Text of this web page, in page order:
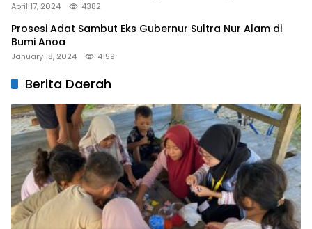
April 17, 2024 4382
Prosesi Adat Sambut Eks Gubernur Sultra Nur Alam di
Bumi Anoa
January 18, 2024 4159
Berita Daerah